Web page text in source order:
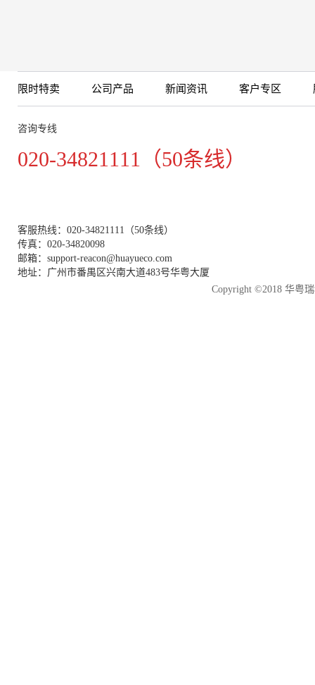
限时特卖 公司产品 新闻资讯 客户专区
咨询专线
020-34821111（50条线）
客服热线：020-34821111（50条线）
传真：020-34820098
邮箱：support-reacon@huayueco.com
地址：广州市番禺区兴南大道483号华粤大厦
Copyright ©2018 华粤